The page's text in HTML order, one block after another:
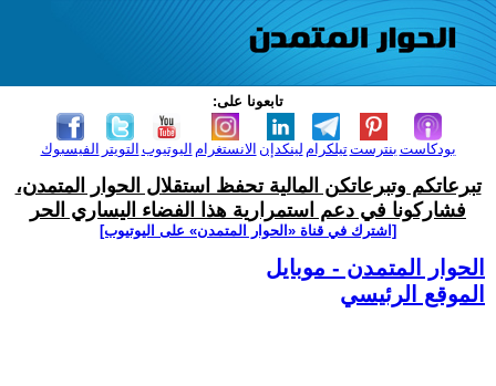
تابعونا على:
الفيسبوك التويتر اليوتيوب الانستغرام لينكدإن تيلكرامبنترست بودكاست
تبرعاتكم وتبرعاتكن المالية تحفظ استقلال الحوار المتمدن،
فشاركونا في دعم استمرارية هذا الفضاء اليساري الحر
[اشترك في قناة ‫«الحوار المتمدن» على اليوتيوب]
الحوار المتمدن - موبايل
الموقع الرئيسي